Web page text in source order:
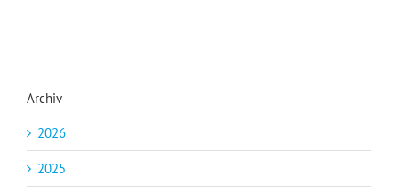
Archiv
2026
2025